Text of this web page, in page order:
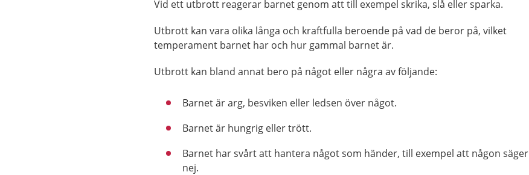
Vid ett utbrott reagerar barnet genom att till exempel skrika, slå eller sparka.
Utbrott kan vara olika långa och kraftfulla beroende på vad de beror på, vilket
temperament barnet har och hur gammal barnet är.
Utbrott kan bland annat bero på något eller några av följande:
Barnet är arg, besviken eller ledsen över något.
Barnet är hungrig eller trött.
Barnet har svårt att hantera något som händer, till exempel att någon säger
nej.